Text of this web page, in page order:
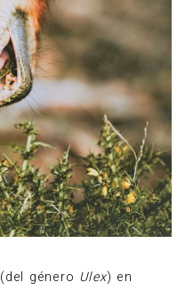
(del género Ulex) en